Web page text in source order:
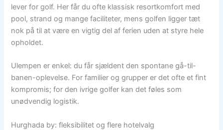
lever for golf. Her får du ofte klassisk resortkomfort med
pool, strand og mange faciliteter, mens golfen ligger tæt
nok på til at være en vigtig del af ferien uden at styre hele
opholdet.
Ulempen er enkel: du får sjældent den spontane gå-til-
banen-oplevelse. For familier og grupper er det ofte et fint
kompromis; for den ivrige golfer kan det føles som
unødvendig logistik.
Hurghada by: fleksibilitet og flere hotelvalg